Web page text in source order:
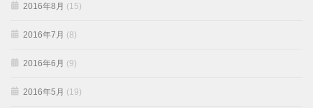
2016年8月 (15)
2016年7月 (8)
2016年6月 (9)
2016年5月 (19)